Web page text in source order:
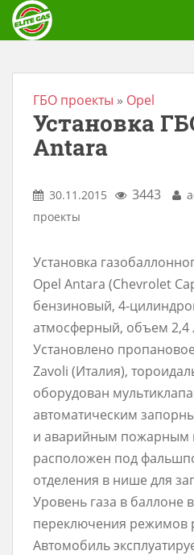
ГБО проекты » Opel
Установка
Antara
30.11.2015 3443
проекты
Установка
Opel Antara (Chevrolet
бензиновый, 4-
атмосферный, объем 2,4
Установлено
Zavoli (Италия),
оборудован
автоматическим
и аварийным пожарным
расположен под
отделения в нише для
Уровень газа в баллоне
переключения режимов
Автомобиль